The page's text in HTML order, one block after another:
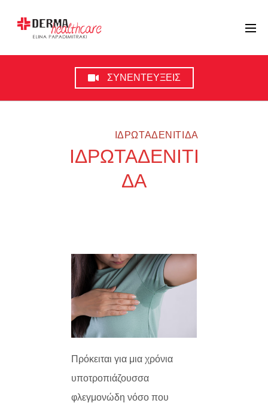
ΣΥΝΕΝΤΕΥΞΕΙΣ
ΙΔΡΩΤΑΔΕΝΙΤΙΔΑ
ΙΔΡΩΤΑΔΕΝΙΤΙ
ΔΑ
Πρόκειται για μια χρόνια
υποτροπιάζουσσα
φλεγμονώδη νόσο που